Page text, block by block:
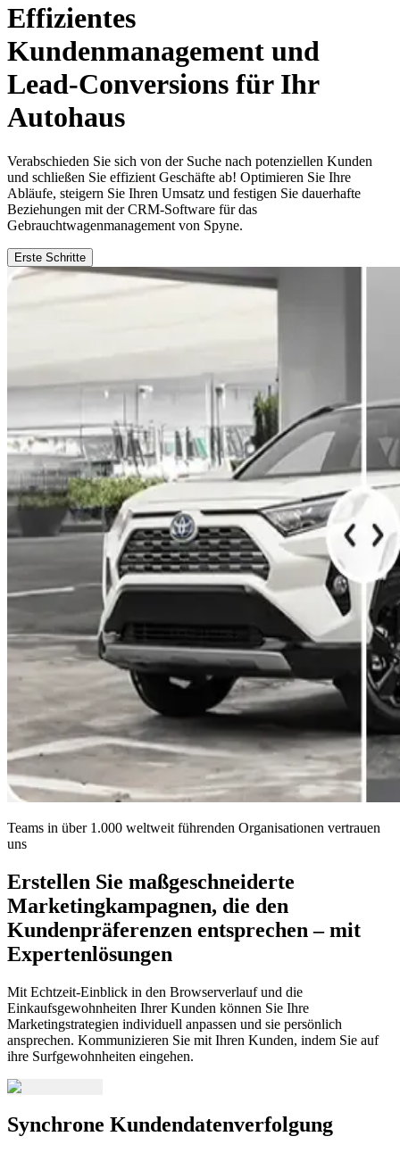
Effizientes
Kundenmanagement und
Lead-Conversions für Ihr
Autohaus
Verabschieden Sie sich von der Suche nach potenziellen Kunden
und schließen Sie effizient Geschäfte ab! Optimieren Sie Ihre
Abläufe, steigern Sie Ihren Umsatz und festigen Sie dauerhafte
Beziehungen mit der CRM-Software für das
Gebrauchtwagenmanagement von Spyne.
Erste Schritte
Teams in über 1.000 weltweit führenden Organisationen vertrauen
uns
Erstellen Sie maßgeschneiderte
Marketingkampagnen, die den
Kundenpräferenzen entsprechen – mit
Expertenlösungen
Mit Echtzeit-Einblick in den Browserverlauf und die
Einkaufsgewohnheiten Ihrer Kunden können Sie Ihre
Marketingstrategien individuell anpassen und sie persönlich
ansprechen. Kommunizieren Sie mit Ihren Kunden, indem Sie auf
ihre Surfgewohnheiten eingehen.
Synchrone Kundendatenverfolgung